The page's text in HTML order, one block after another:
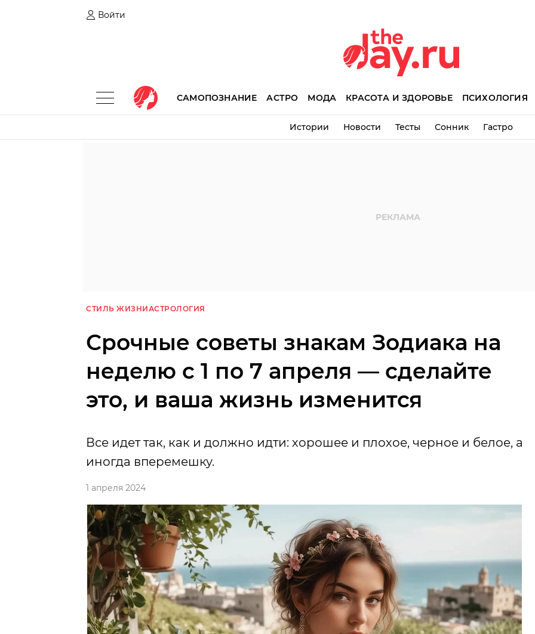
Войти
САМОПОЗНАНИЕ АСТРО МОДА КРАСОТА И ЗДОРОВЬЕ ПСИХОЛОГИЯ
Истории Новости Тесты Сонник Гастро
СТИЛЬ ЖИЗНИАСТРОЛОГИЯ
Срочные советы знакам Зодиака на
неделю с 1 по 7 апреля — сделайте
это, и ваша жизнь изменится
Все идет так, как и должно идти: хорошее и плохое, черное и белое, а
иногда вперемешку.
1 апреля 2024